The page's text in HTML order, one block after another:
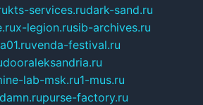
kts-services.rudark-sand.ru
x-legion.rusib-archives.ru
venda-festival.ru
dooraleksandria.ru
lab-msk.ru1-mus.ru
purse-factory.ru